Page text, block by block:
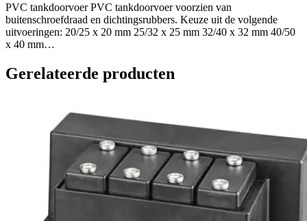
PVC tankdoorvoer PVC tankdoorvoer voorzien van
buitenschroefdraad en dichtingsrubbers. Keuze uit de volgende
uitvoeringen: 20/25 x 20 mm 25/32 x 25 mm 32/40 x 32 mm 40/50
x 40 mm…
Gerelateerde producten